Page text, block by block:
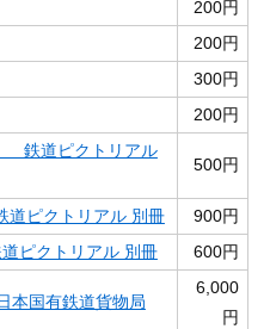
200円
200円
300円
200円
鉄道ピクトリアル
500円
ピクトリアル 別冊
900円
ピクトリアル 別冊
600円
本国有鉄道貨物局
6,000
円